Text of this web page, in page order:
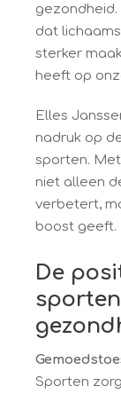
dat
sterker
heeft op
Elles
nadruk op
sporten.
niet alleen
verbetert,
boost geeft.
De
Sporten